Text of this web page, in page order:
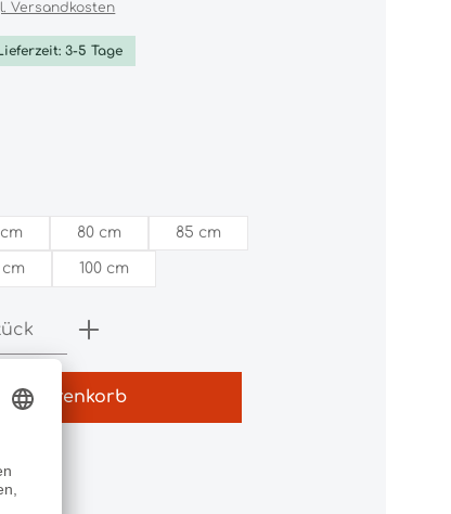
Versandkosten
3-5 Tage
80 cm 85 cm
100 cm
Gib den gewünschten
Warenkorb